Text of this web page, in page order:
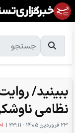
ببینید/
نظامی
23 فروردين 1405 - 23:11 |